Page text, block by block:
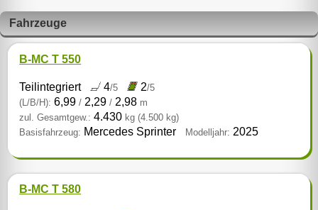
Fahrzeuge
B-MC T 550
Teilintegriert 4/5 2/5
(L/B/H): 6,99/ 2,29/ 2,98 m
zul. Gesamtgew.: 4.430 kg (4.500 kg)
Basisfahrzeug: Mercedes Sprinter Modelljahr: 2025
B-MC T 580